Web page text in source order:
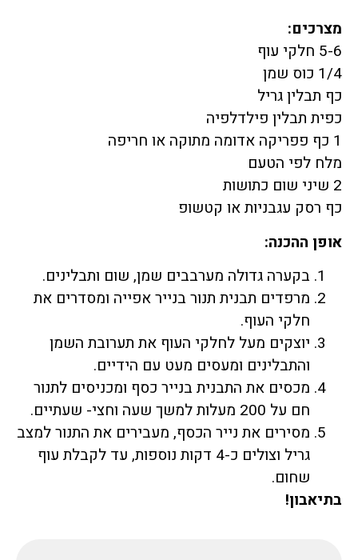
מצרכים:
5-6 חלקי עוף
1/4 כוס שמן
כף תבלין גריל
כפית תבלין פילדלפיה
1 כף פפריקה אדומה מתוקה או חריפה
מלח לפי הטעם
2 שיני שום כתושות
כף רסק עגבניות או קטשופ
אופן ההכנה:
בקערה גדולה מערבבים שמן, שום ותבלינים.
מרפדים תבנית תנור בנייר אפייה ומסדרים את
חלקי העוף.
יוצקים מעל לחלקי העוף את תערובת השמן
והתבלינים ומעסים מעט עם הידיים.
מכסים את התבנית בנייר כסף ומכניסים לתנור
חם על 200 מעלות למשך שעה וחצי- שעתיים.
מסירים את נייר הכסף, מעבירים את התנור למצב
גריל וצולים כ-4 דקות נוספות, עד לקבלת עוף
שחום.
בתיאבון!